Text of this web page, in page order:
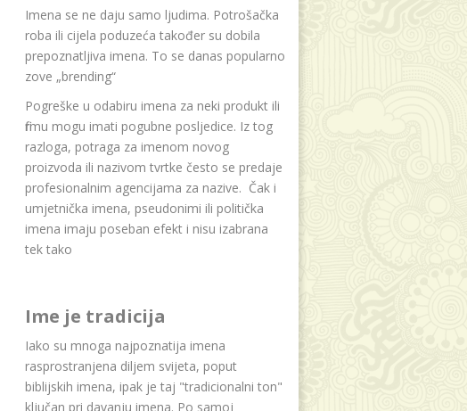
Imena se ne daju samo ljudima. Potrošačka
roba ili cijela poduzeća također su dobila
prepoznatljiva imena. To se danas popularno
zove „brending“
Pogreške u odabiru imena za neki produkt ili
firmu mogu imati pogubne posljedice. Iz tog
razloga, potraga za imenom novog
proizvoda ili nazivom tvrtke često se predaje
profesionalnim agencijama za nazive. Čak i
umjetnička imena, pseudonimi ili politička
imena imaju poseban efekt i nisu izabrana
tek tako
Ime je tradicija
Iako su mnoga najpoznatija imena
rasprostranjena diljem svijeta, poput
biblijskih imena, ipak je taj "tradicionalni ton"
ključan pri davanju imena. Po samoj